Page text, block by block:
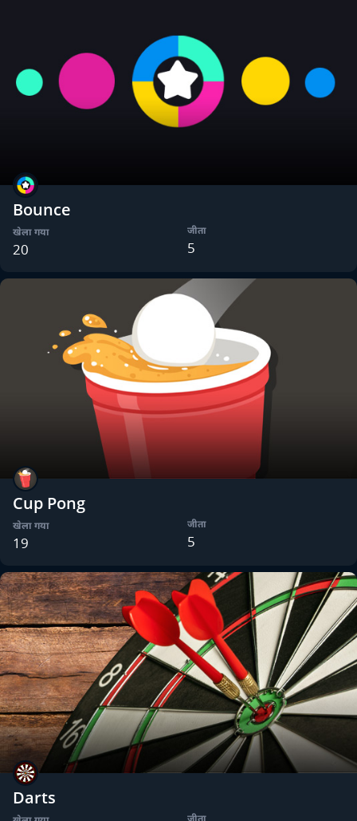
Bounce
खेला गया
20
जीता
5
Cup Pong
खेला गया
19
जीता
5
Darts
जीता